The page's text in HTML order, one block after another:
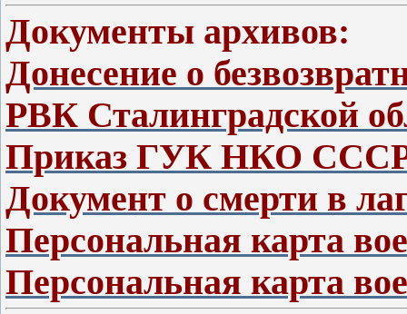
Документы архивов:
Донесение о
РВК Сталинградской
Приказ ГУК НКО СССР
Документ о смерти в
Персональная карта
Персональная карта